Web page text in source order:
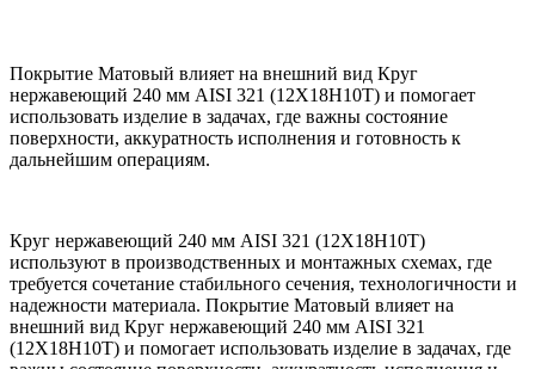
Покрытие Матовый влияет на внешний вид Круг
нержавеющий 240 мм AISI 321 (12Х18Н10Т) и помогает
использовать изделие в задачах, где важны состояние
поверхности, аккуратность исполнения и готовность к
дальнейшим операциям.
Круг нержавеющий 240 мм AISI 321 (12Х18Н10Т)
используют в производственных и монтажных схемах, где
требуется сочетание стабильного сечения, технологичности и
надежности материала. Покрытие Матовый влияет на
внешний вид Круг нержавеющий 240 мм AISI 321
(12Х18Н10Т) и помогает использовать изделие в задачах, где